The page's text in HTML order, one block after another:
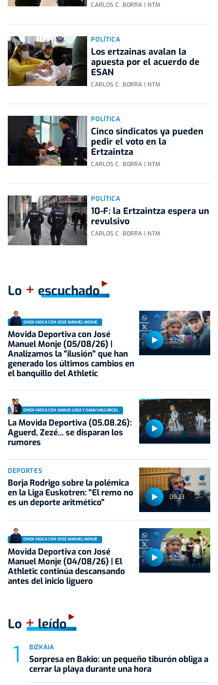
CARLOS C. BORRA | NTM
POLÍTICA
Los ertzainas avalan la
apuesta por el acuerdo de
ESAN
CARLOS C. BORRA | NTM
POLÍTICA
Cinco sindicatos ya pueden
pedir el voto en la
Ertzaintza
CARLOS C. BORRA | NTM
POLÍTICA
10-F: la Ertzaintza espera un
revulsivo
CARLOS C. BORRA | NTM
Lo + escuchado
52:42
ONDA VASCA CON JOSÉ MANUEL MONJE
Movida Deportiva con José
Manuel Monje (05/08/26) |
Analizamos la "ilusión" que han
generado los últimos cambios en
el banquillo del Athletic
55:18
ONDA VASCA CON JUANJO LUSA Y SAMU VALCÁRCEL
La Movida Deportiva (05.08.26):
Aguerd, Zezé... se disparan los
rumores
09:23
DEPORTES
Borja Rodrigo sobre la polémica
en la Liga Euskotren: "El remo no
es un deporte aritmético"
52:38
ONDA VASCA CON JOSÉ MANUEL MONJE
Movida Deportiva con José
Manuel Monje (04/08/26) | El
Athletic continúa descansando
antes del inicio liguero
Lo +leído
BIZKAIA
Sorpresa en Bakio: un pequeño tiburón obliga a
cerrar la playa durante una hora